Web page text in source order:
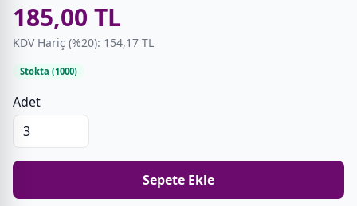
185,00 TL
KDV Hariç (%20): 154,17 TL
Stokta (1000)
Adet
Sepete Ekle